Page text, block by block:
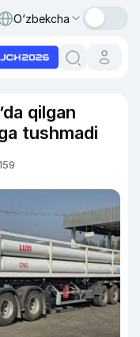
O‘zbekcha
qilgan
tushmadi